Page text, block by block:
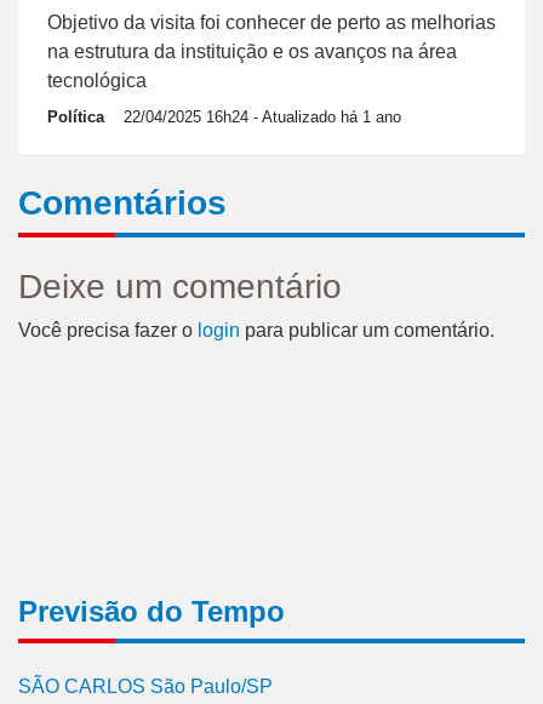
Objetivo da visita foi conhecer de perto as melhorias
na estrutura da instituição e os avanços na área
tecnológica
Política 22/04/2025 16h24 - Atualizado há 1 ano
Comentários
Deixe um comentário
Você precisa fazer o login para publicar um comentário.
Previsão do Tempo
SÃO CARLOS São Paulo/SP